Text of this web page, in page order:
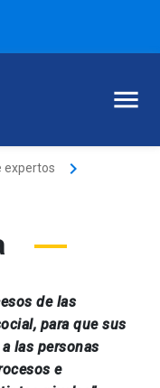
expertos keyboard_arrow_right
para que sus
las personas
e